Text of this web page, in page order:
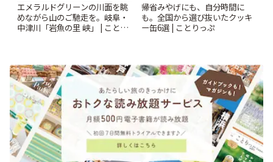
エメラルドグリーンの川面を眺
めながら山のご馳走を。岐阜・
中津川「岩魚の里 峡」 | ことり
帰省みやげにも、自分時間に
も。全国から選び抜いたクッキ
ー缶6選 | ことりっぷ